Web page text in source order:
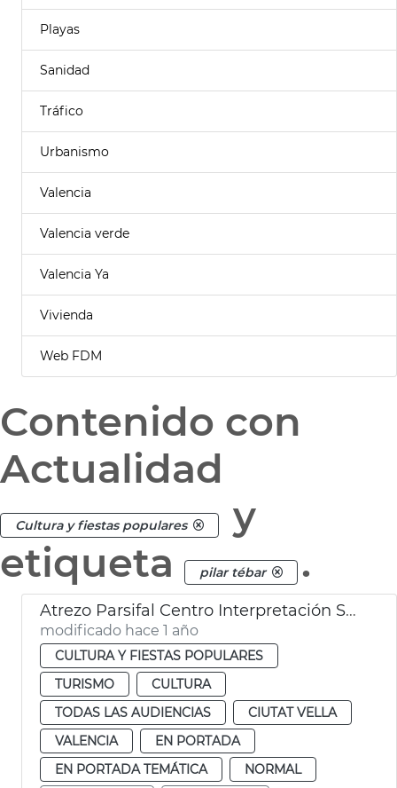
Playas
Sanidad
Tráfico
Urbanismo
Valencia
Valencia verde
Valencia Ya
Vivienda
Web FDM
Contenido con
Actualidad
Cultura y fiestas populares
y
etiqueta
pilar tébar .
Atrezo Parsifal Centro Interpretación Santo Cáliz
modificado hace 1 año
CULTURA Y FIESTAS POPULARES
TURISMO
CULTURA
TODAS LAS AUDIENCIAS
CIUTAT VELLA
VALENCIA
EN PORTADA
EN PORTADA TEMÁTICA
NORMAL